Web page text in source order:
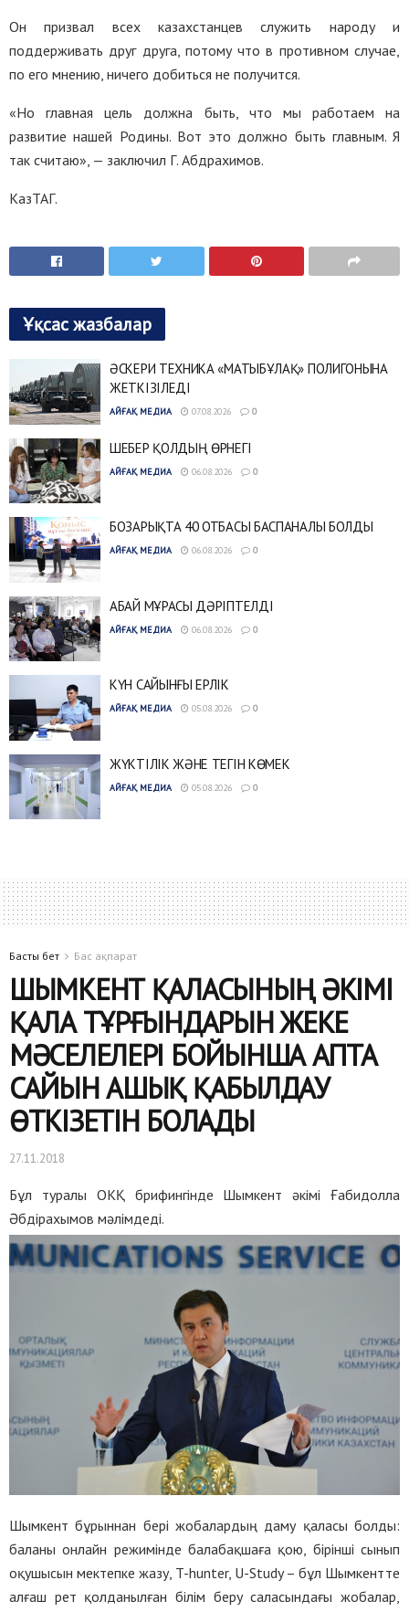
Он призвал всех казахстанцев служить народу и
поддерживать друг друга, потому что в противном случае,
по его мнению, ничего добиться не получится.
«Но главная цель должна быть, что мы работаем на
развитие нашей Родины. Вот это должно быть главным. Я
так считаю», — заключил Г. Абдрахимов.
КазТАГ.
Ұқсас жазбалар
ӘСКЕРИ ТЕХНИКА «МАТЫБҰЛАҚ» ПОЛИГОНЫНА
ЖЕТКІЗІЛЕДІ
АЙҒАҚ МЕДИА 07.08.2026 0
ШЕБЕР ҚОЛДЫҢ ӨРНЕГІ
АЙҒАҚ МЕДИА 06.08.2026 0
БОЗАРЫҚТА 40 ОТБАСЫ БАСПАНАЛЫ БОЛДЫ
АЙҒАҚ МЕДИА 06.08.2026 0
АБАЙ МҰРАСЫ ДӘРІПТЕЛДІ
АЙҒАҚ МЕДИА 06.08.2026 0
КҮН САЙЫНҒЫ ЕРЛІК
АЙҒАҚ МЕДИА 05.08.2026 0
ЖҮКТІЛІК ЖӘНЕ ТЕГІН КӨМЕК
АЙҒАҚ МЕДИА 05.08.2026 0
Басты бет Бас ақпарат
ШЫМКЕНТ ҚАЛАСЫНЫҢ ӘКІМІ
ҚАЛА ТҰРҒЫНДАРЫН ЖЕКЕ
МӘСЕЛЕЛЕРІ БОЙЫНША АПТА
САЙЫН АШЫҚ ҚАБЫЛДАУ
ӨТКІЗЕТІН БОЛАДЫ
27.11.2018
Бұл туралы ОКҚ брифингінде Шымкент әкімі Ғабидолла
Әбдірахымов мәлімдеді.
Шымкент бұрыннан бері жобалардың даму қаласы болды:
баланы онлайн режимінде балабақшаға қою, бірінші сынып
оқушысын мектепке жазу, T-hunter, U-Study – бұл Шымкентте
алғаш рет қолданылған білім беру саласындағы жобалар,